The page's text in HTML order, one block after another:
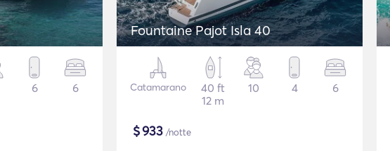
6 6
Fountaine Pajot Isla 40
Catamarano
40 ft
12 m
10 4 6
$933 /notte